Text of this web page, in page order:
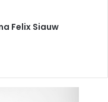
Felix Siauw